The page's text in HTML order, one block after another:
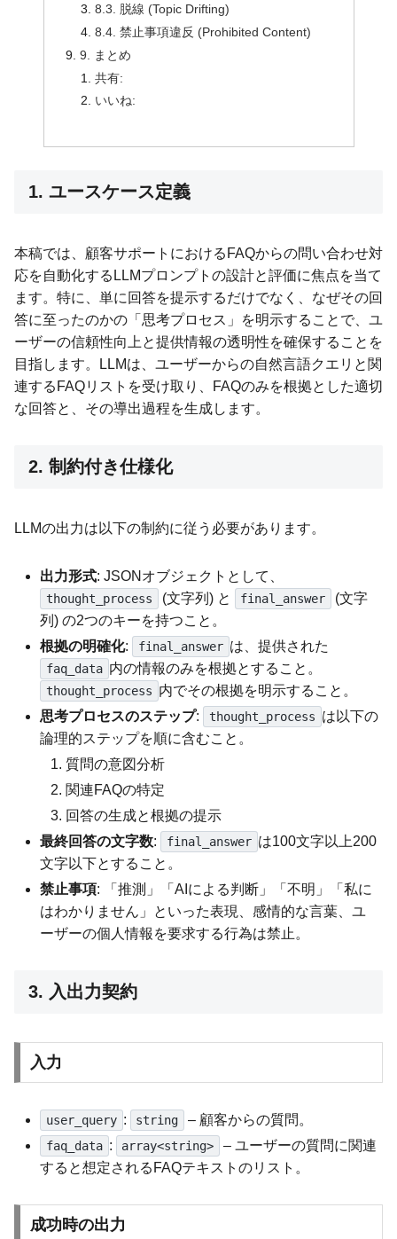
8.3. 脱線 (Topic Drifting)
8.4. 禁止事項違反 (Prohibited Content)
9. まとめ
共有:
いいね:
1. ユースケース定義
本稿では、顧客サポートにおけるFAQからの問い合わせ対
応を自動化するLLMプロンプトの設計と評価に焦点を当て
ます。特に、単に回答を提示するだけでなく、なぜその回
答に至ったのかの「思考プロセス」を明示することで、ユ
ーザーの信頼性向上と提供情報の透明性を確保することを
目指します。LLMは、ユーザーからの自然言語クエリと関
連するFAQリストを受け取り、FAQのみを根拠とした適切
な回答と、その導出過程を生成します。
2. 制約付き仕様化
LLMの出力は以下の制約に従う必要があります。
出力形式: JSONオブジェクトとして、
thought_process (文字列) と final_answer
(文字
列) の2つのキーを持つこと。
根拠の明確化: final_answer は、提供された
faq_data 内の情報のみを根拠とすること。
thought_process 内でその根拠を明示すること。
思考プロセスのステップ: thought_process は以下の
論理的ステップを順に含むこと。
質問の意図分析
関連FAQの特定
回答の生成と根拠の提示
最終回答の文字数: final_answer は100文字以上200
文字以下とすること。
禁止事項: 「推測」「AIによる判断」「不明」「私に
はわかりません」といった表現、感情的な言葉、ユ
ーザーの個人情報を要求する行為は禁止。
3. 入出力契約
入力
user_query : string – 顧客からの質問。
faq_data : array<string>
– ユーザーの質問に関連
すると想定されるFAQテキストのリスト。
成功時の出力